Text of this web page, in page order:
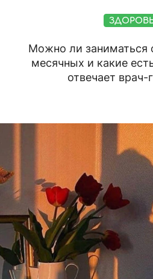
Можно ли заниматься
месячных и какие
отвечает врач-